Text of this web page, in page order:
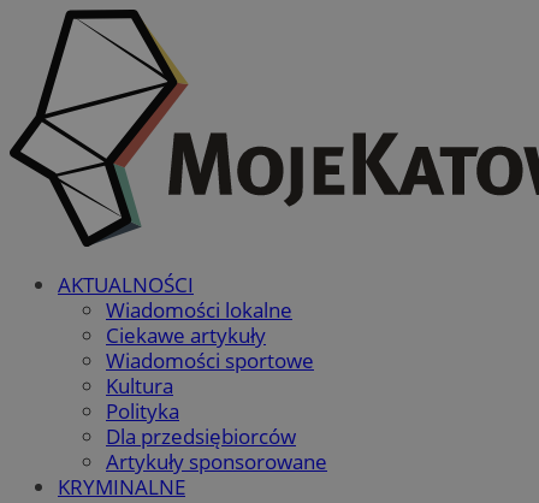
AKTUALNOŚCI
Wiadomości lokalne
Ciekawe artykuły
Wiadomości sportowe
Kultura
Polityka
Dla przedsiębiorców
Artykuły sponsorowane
KRYMINALNE